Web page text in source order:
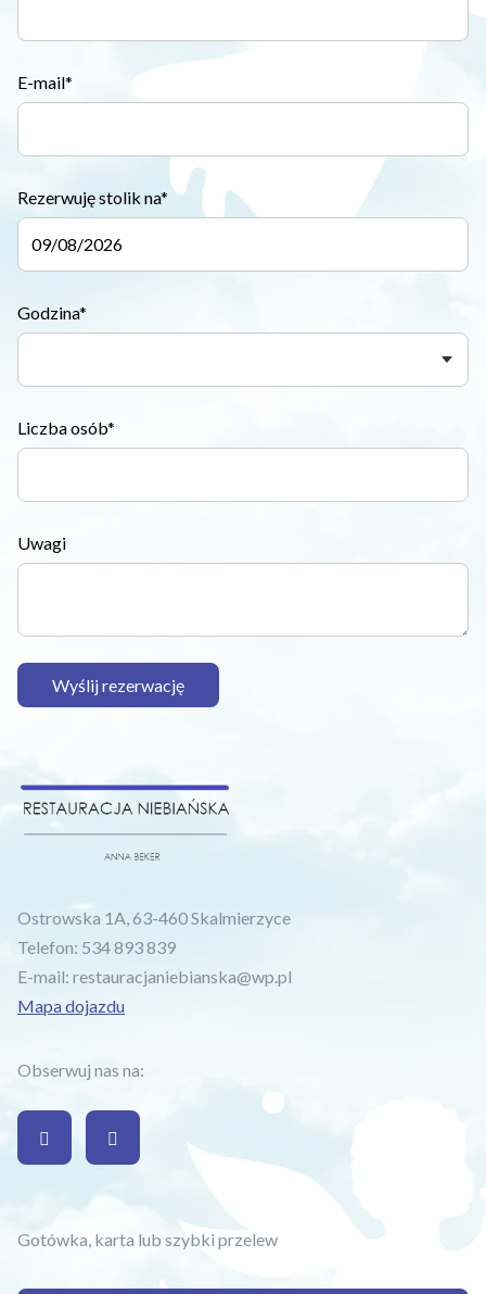
E-mail*
Rezerwuję stolik na*
Godzina*
Liczba osób*
Uwagi
Wyślij rezerwację
Ostrowska 1A, 63-460 Skalmierzyce
Telefon: 534 893 839
E-mail: restauracjaniebianska@wp.pl
Mapa dojazdu
Obserwuj nas na:
Gotówka, karta lub szybki przelew